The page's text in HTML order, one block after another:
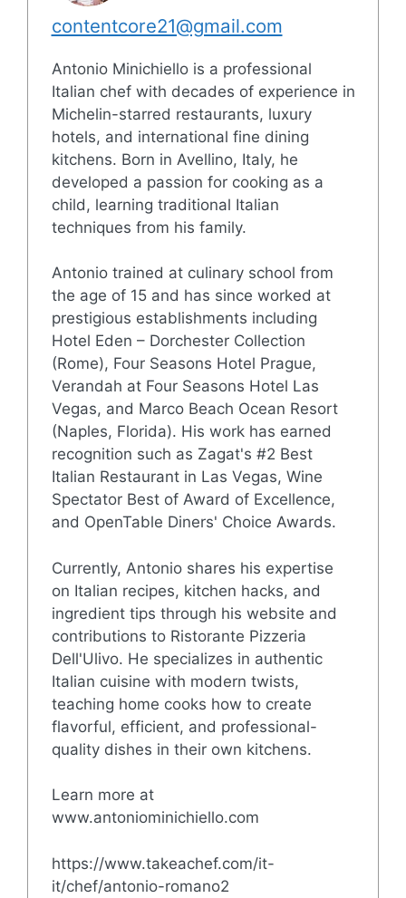
contentcore21@gmail.com
Antonio Minichiello is a professional
Italian chef with decades of experience in
Michelin-starred restaurants, luxury
hotels, and international fine dining
kitchens. Born in Avellino, Italy, he
developed a passion for cooking as a
child, learning traditional Italian
techniques from his family.
Antonio trained at culinary school from
the age of 15 and has since worked at
prestigious establishments including
Hotel Eden – Dorchester Collection
(Rome), Four Seasons Hotel Prague,
Verandah at Four Seasons Hotel Las
Vegas, and Marco Beach Ocean Resort
(Naples, Florida). His work has earned
recognition such as Zagat's #2 Best
Italian Restaurant in Las Vegas, Wine
Spectator Best of Award of Excellence,
and OpenTable Diners' Choice Awards.
Currently, Antonio shares his expertise
on Italian recipes, kitchen hacks, and
ingredient tips through his website and
contributions to Ristorante Pizzeria
Dell'Ulivo. He specializes in authentic
Italian cuisine with modern twists,
teaching home cooks how to create
flavorful, efficient, and professional-
quality dishes in their own kitchens.
Learn more at
www.antoniominichiello.com
https://www.takeachef.com/it-
it/chef/antonio-romano2